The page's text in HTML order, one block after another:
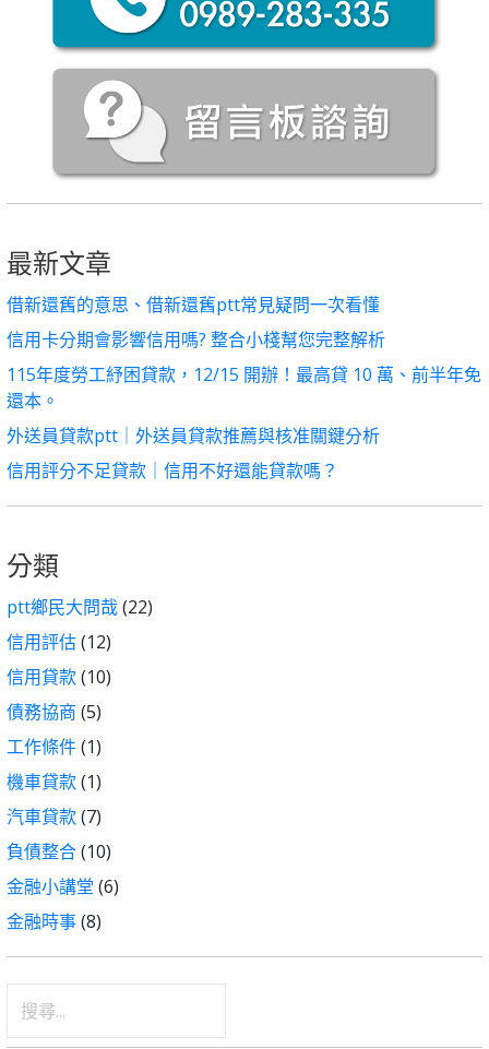
最新文章
借新還舊的意思、借新還舊ptt常見疑問一次看懂
信用卡分期會影響信用嗎? 整合小棧幫您完整解析
115年度勞工紓困貸款，12/15 開辦！最高貸 10 萬、前半年免
還本。
外送員貸款ptt｜外送員貸款推薦與核准關鍵分析
信用評分不足貸款｜信用不好還能貸款嗎？
分類
ptt鄉民大問哉(22)
信用評估(12)
信用貸款(10)
債務協商 (5)
工作條件(1)
機車貸款(1)
汽車貸款(7)
負債整合(10)
金融小講堂 (6)
金融時事(8)
尋